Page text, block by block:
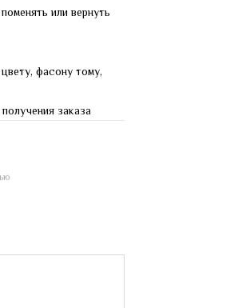
или вернуть
фасону тому,
заказа